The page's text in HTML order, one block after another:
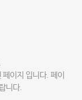
이지 입니다. 페이
니다.